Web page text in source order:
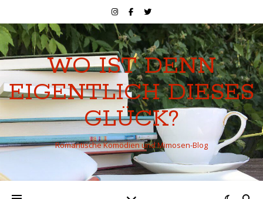
WO IST DENN
EIGENTLICH DIESES
GLÜCK?
Romantische Komödien und Mimosen-Blog